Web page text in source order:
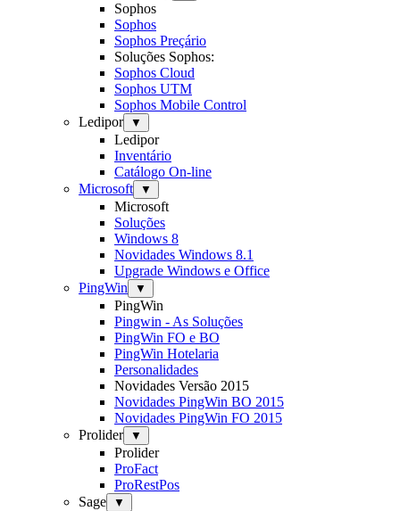
Sophos
Sophos
Sophos Preçário
Soluções Sophos:
Sophos Cloud
Sophos UTM
Sophos Mobile Control
Ledipor
▼
Ledipor
Inventário
Catálogo On-line
Microsoft
▼
Microsoft
Soluções
Windows 8
Novidades Windows 8.1
Upgrade Windows e Office
PingWin
▼
PingWin
Pingwin - As Soluções
PingWin FO e BO
PingWin Hotelaria
Personalidades
Novidades Versão 2015
Novidades PingWin BO 2015
Novidades PingWin FO 2015
Prolider
▼
Prolider
ProFact
ProRestPos
Sage
▼